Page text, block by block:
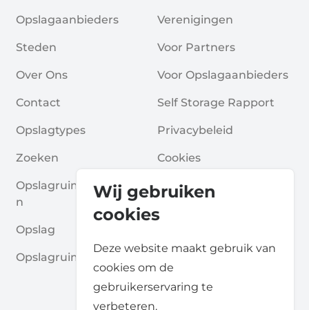
Wij gebruiken
cookies
Deze website maakt gebruik van
cookies om de
gebruikerservaring te
verbeteren.
Opslagaanbieders
Steden
Over Ons
Contact
Opslagtypes
Zoeken
Opslagruimte Aanvrage
N
Opslag
Opslagruimte Gidsen
Verenigingen
Voor Partners
Voor Opslagaanbieders
Self Storage Rapport
Privacybeleid
Cookies
Algemene Voorwaarde